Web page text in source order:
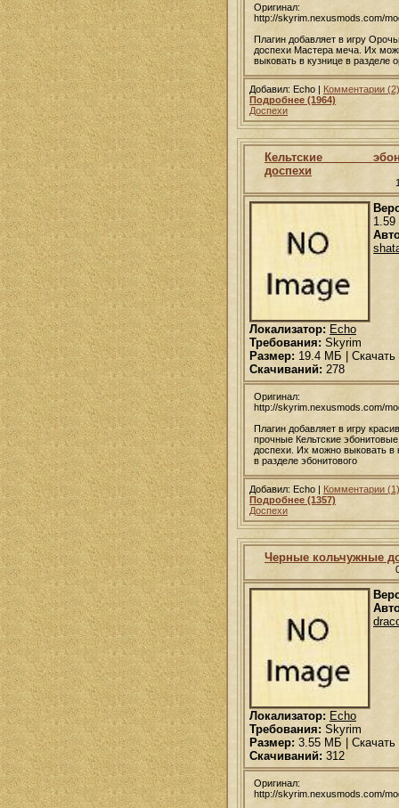
Оригинал:
http://skyrim.nexusmods.com/
Плагин добавляет в игру
доспехи Мастера меча. Их
выковать в кузнице в разделе
Добавил: Echo | Комментарии (2)
Подробнее (1964)
Доспехи
Кельтские
доспехи
1.59
Локализатор: Echo
Требования: Skyrim
Размер: 19.4 МБ | Скачать
Скачиваний: 278
Оригинал:
http://skyrim.nexusmods.com/
Плагин добавляет в игру
прочные Кельтские эбонитовые
доспехи. Их можно выковать в
в разделе эбонитового
Добавил: Echo | Комментарии (1)
Подробнее (1357)
Доспехи
Черные кольчужные
Локализатор: Echo
Требования: Skyrim
Размер: 3.55 МБ | Скачать
Скачиваний: 312
Оригинал:
http://skyrim.nexusmods.com/